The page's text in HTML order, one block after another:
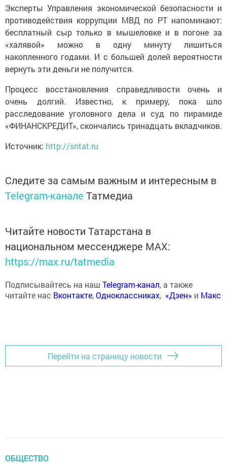
Эксперты Управления экономической безопасности и
противодействия коррупции МВД по РТ напоминают:
бесплатный сыр только в мышеловке и в погоне за
«халявой» можно в одну минуту лишиться
накопленного годами. И с большей долей вероятности
вернуть эти деньги не получится.
Процесс восстановления справедливости очень и
очень долгий. Известно, к примеру, пока шло
расследование уголовного дела и суд по пирамиде
«ФИНАНСКРЕДИТ», скончались тринадцать вкладчиков.
Источник: http://sntat.ru
Следите за самым важным и интересным в
Telegram-канале Татмедиа
Читайте новости Татарстана в
национальном мессенджере MАХ:
https://max.ru/tatmedia
Подписывайтесь на наш Telegram-канал, а также
читайте нас Вконтакте,Одноклассниках, «Дзен» и Макс
Перейти на страницу новости
ОБЩЕСТВО